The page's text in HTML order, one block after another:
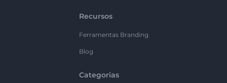
Recursos
Ferramentas Branding
Blog
Categorias